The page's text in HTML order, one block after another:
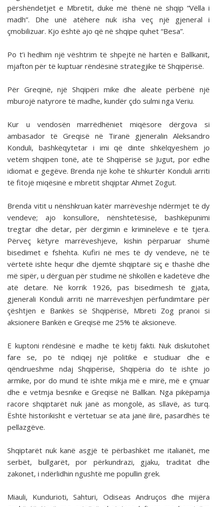
përshëndetjet e Mbretit, duke më thënë në shqip “Vëlla i
madh”. Dhe unë atëhere nuk isha veç një gjeneral i
çmobilizuar. Kjo është ajo që në shqipe quhet “Besa”.
Po t’i hedhim një vështrim të shpejtë në hartën e Ballkanit,
mjafton për të kuptuar rëndësinë strategjike të Shqipërisë.
Për Greqinë, një Shqipëri mike dhe aleate përbënë një
mburojë natyrore të madhe, kundër çdo sulmi nga Veriu.
Kur u vendosën marrëdhëniet miqësore dërgova si
ambasador të Greqisë në Tiranë gjeneralin Aleksandro
Konduli, bashkëqytetar i imi që dinte shkëlqyeshëm jo
vetëm shqipen tonë, atë të Shqipërisë së Jugut, por edhe
idiomat e gegëve. Brenda një kohe të shkurtër Konduli arriti
të fitojë miqësinë e mbretit shqiptar Ahmet Zogut.
Brenda vitit u nënshkruan katër marrëveshje ndërmjet të dy
vendeve; ajo konsullore, nënshtetësisë, bashkëpunimi
tregtar dhe detar, për dërgimin e kriminelëve e të tjera.
Përveç këtyre marrëveshjeve, kishin përparuar shumë
bisedimet e fshehta. Kufiri në mes të dy vendeve, në të
vërtetë ishte hequr dhe djemtë shqiptarë siç e thashë dhe
më sipër, u dërguan për studime në shkollën e kadetëve dhe
atë detare. Në korrik 1926, pas bisedimesh të gjata,
gjenerali Konduli arriti në marrëveshjen përfundimtare për
çështjen e Bankës së Shqipërisë, Mbreti Zog pranoi si
aksionere Bankën e Greqisë me 25% të aksioneve.
E kuptoni rëndësinë e madhe të këtij fakti. Nuk diskutohet
fare se, po të ndiqej një politikë e studiuar dhe e
qëndrueshme ndaj Shqipërisë, Shqipëria do të ishte jo
armike, por do mund të ishte mikja më e mirë, më e çmuar
dhe e vetmja besnike e Greqisë në Ballkan. Nga pikëpamja
racore shqiptarët nuk janë as mongolë, as sllavë, as turq.
Është historikisht e vërtetuar se ata janë ilirë, pasardhës të
pellazgëve.
Shqiptarët nuk kanë asgjë të përbashkët me italianët, me
serbët, bullgarët, por përkundrazi, gjaku, traditat dhe
zakonet, i ndërlidhin ngushtë me popullin grek.
Miauli, Kundurioti, Sahturi, Odiseas Andruços dhe mijëra